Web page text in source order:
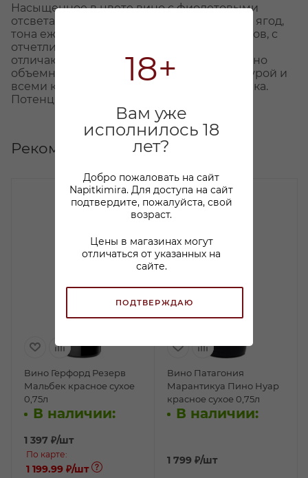
18+
Вам уже
исполнилось 18
лет?
Добро пожаловать на сайт
Napitkimira. Для доступа на сайт
подтвердите, пожалуйста, свой
возраст.
Цены в магазинах могут
отличаться от указанных на
сайте.
ПОДТВЕРЖДАЮ
Насыщенное в цвете вино с фиолетовыми
отсветами. Во вкусе комбинация красных ягод,
тона ежевики и вишни, а также сухофруктов, с
отчетливым характером пряных трав, они
отличают вина этого региона. Во вкусе вино
объемное, с отчетливой танинной структурой и
всеми качествами превосходного мальбека.
Потенциал развития – 5 лет.
Рекомендуем
Вино Герфорд Резерв
Мальбек красное сухое
0,75л
В наличии:
1 397 ₽/шт
По карте:
1 199.99 ₽/шт
Вино Патагония
Марантикуа Пино Нуар
красное сухое 0,75л
В наличии:
1 799 ₽/шт